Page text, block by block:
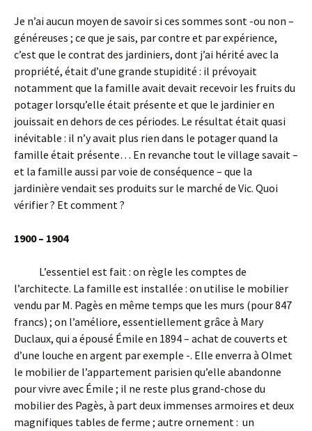
Je n’ai aucun moyen de savoir si ces sommes sont -ou non –
généreuses ; ce que je sais, par contre et par expérience,
c’est que le contrat des jardiniers, dont j’ai hérité avec la
propriété, était d’une grande stupidité : il prévoyait
notamment que la famille avait devait recevoir les fruits du
potager lorsqu’elle était présente et que le jardinier en
jouissait en dehors de ces périodes. Le résultat était quasi
inévitable : il n’y avait plus rien dans le potager quand la
famille était présente… En revanche tout le village savait –
et la famille aussi par voie de conséquence – que la
jardinière vendait ses produits sur le marché de Vic. Quoi
vérifier ? Et comment ?
1900 – 1904
L’essentiel est fait : on règle les comptes de
l’architecte. La famille est installée : on utilise le mobilier
vendu par M. Pagès en même temps que les murs (pour 847
francs) ; on l’améliore, essentiellement grâce à Mary
Duclaux, qui a épousé Émile en 1894 – achat de couverts et
d’une louche en argent par exemple -. Elle enverra à Olmet
le mobilier de l’appartement parisien qu’elle abandonne
pour vivre avec Émile ; il ne reste plus grand-chose du
mobilier des Pagès, à part deux immenses armoires et deux
magnifiques tables de ferme ; autre ornement : un